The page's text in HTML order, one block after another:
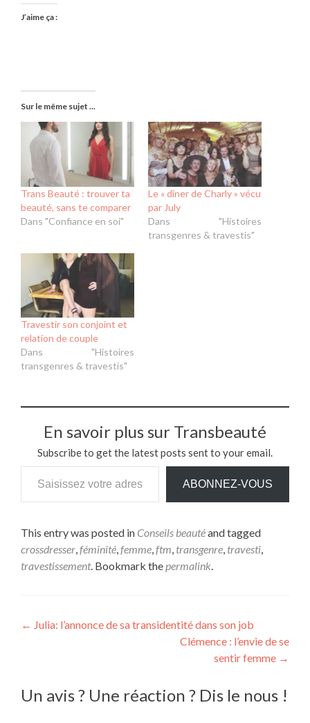
J’aime ça :
Sur le même sujet ...
Trans Beauté : trouver ta
beauté, sans te comparer
Dans "Confiance en soi"
Le « dîner de Charly » vécu
par July
Dans "Histoires
transgenres & travestis"
Travestir son conjoint et
relation de couple
Dans "Histoires
transgenres & travestis"
En savoir plus sur Transbeauté
Subscribe to get the latest posts sent to your email.
Saisissez votre adresse e-mail…
ABONNEZ-VOUS
This entry was posted in Conseils beautéand tagged
crossdresser,féminité,femme,ftm, transgenre, travesti,
travestissement. Bookmark thepermalink.
Navigation
← Julia: l’annonce de sa transidentité dans son job
Clémence : l’envie de se
sentir femme →
Un avis ? Une réaction ? Dis le nous !